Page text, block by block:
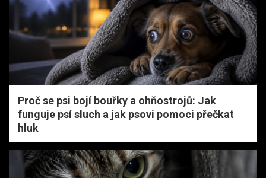
Proč se psi bojí bouřky a ohňostrojů: Jak
funguje psí sluch a jak psovi pomoci přečkat
hluk